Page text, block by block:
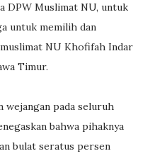
DPW Muslimat NU, untuk
untuk memilih dan
NU Khofifah Indar
Timur.
wejangan pada seluruh
bahwa pihaknya
bulat seratus persen